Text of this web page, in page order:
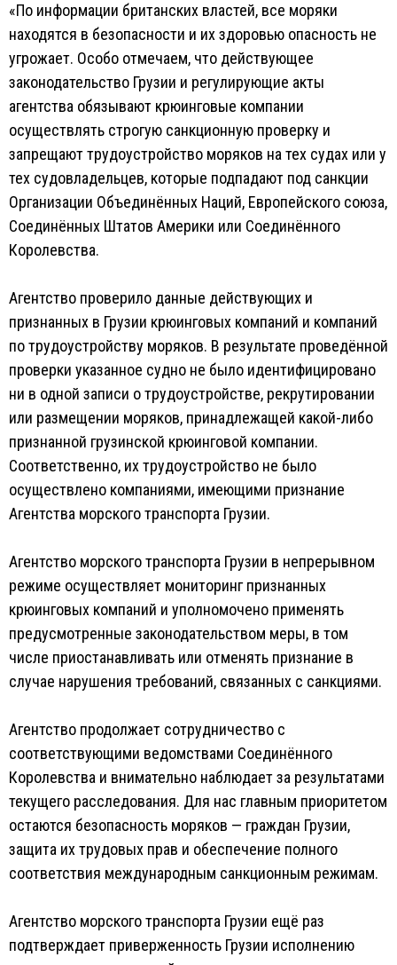
«По информации британских властей, все моряки
находятся в безопасности и их здоровью опасность не
угрожает. Особо отмечаем, что действующее
законодательство Грузии и регулирующие акты
агентства обязывают крюинговые компании
осуществлять строгую санкционную проверку и
запрещают трудоустройство моряков на тех судах или у
тех судовладельцев, которые подпадают под санкции
Организации Объединённых Наций, Европейского союза,
Соединённых Штатов Америки или Соединённого
Королевства.
Агентство проверило данные действующих и
признанных в Грузии крюинговых компаний и компаний
по трудоустройству моряков. В результате проведённой
проверки указанное судно не было идентифицировано
ни в одной записи о трудоустройстве, рекрутировании
или размещении моряков, принадлежащей какой-либо
признанной грузинской крюинговой компании.
Соответственно, их трудоустройство не было
осуществлено компаниями, имеющими признание
Агентства морского транспорта Грузии.
Агентство морского транспорта Грузии в непрерывном
режиме осуществляет мониторинг признанных
крюинговых компаний и уполномочено применять
предусмотренные законодательством меры, в том
числе приостанавливать или отменять признание в
случае нарушения требований, связанных с санкциями.
Агентство продолжает сотрудничество с
соответствующими ведомствами Соединённого
Королевства и внимательно наблюдает за результатами
текущего расследования. Для нас главным приоритетом
остаются безопасность моряков — граждан Грузии,
защита их трудовых прав и обеспечение полного
соответствия международным санкционным режимам.
Агентство морского транспорта Грузии ещё раз
подтверждает приверженность Грузии исполнению